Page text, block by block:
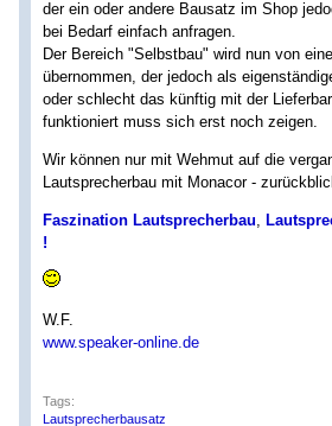
der ein oder andere Bausatz im Shop
bei Bedarf einfach anfragen.
Der Bereich "Selbstbau" wird nun von
übernommen, der jedoch als
oder schlecht das künftig mit der
funktioniert muss sich erst noch zeigen.
Wir können nur mit Wehmut auf die
Lautsprecherbau mit Monacor -
Faszination Lautsprecherbau
!
W.F.
www.speaker-online.de
Tags:
Lautsprecherbausatz